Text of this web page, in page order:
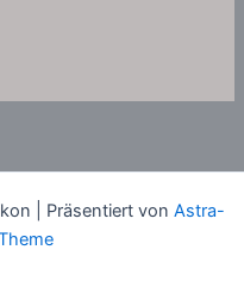
| Präsentiert von Astra-